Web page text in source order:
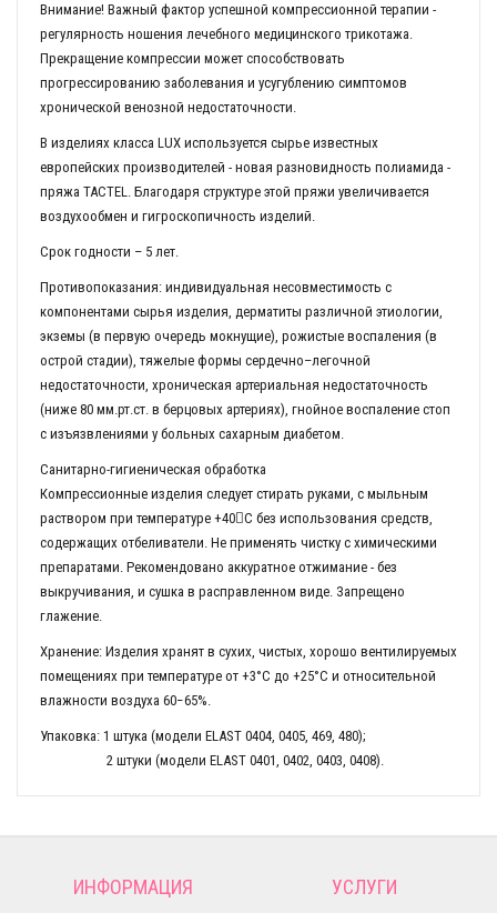
Внимание! Важный фактор успешной компрессионной терапии -
регулярность ношения лечебного медицинского трикотажа.
Прекращение компрессии может способствовать
прогрессированию заболевания и усугублению симптомов
хронической венозной недостаточности.
В изделиях класса LUX используется сырье известных
европейских производителей - новая разновидность полиамида -
пряжа TACTEL. Благодаря структуре этой пряжи увеличивается
воздухообмен и гигроскопичность изделий.
Срок годности – 5 лет.
Противопоказания: индивидуальная несовместимость с
компонентами сырья изделия, дерматиты различной этиологии,
экземы (в первую очередь мокнущие), рожистые воспаления (в
острой стадии), тяжелые формы сердечно–легочной
недостаточности, хроническая артериальная недостаточность
(ниже 80 мм.рт.ст. в берцовых артериях), гнойное воспаление стоп
с изъязвлениями у больных сахарным диабетом.
Санитарно-гигиеническая обработка
Компрессионные изделия следует стирать руками, с мыльным
раствором при температуре +40С без использования средств,
содержащих отбеливатели. Не применять чистку с химическими
препаратами. Рекомендовано аккуратное отжимание - без
выкручивания, и сушка в расправленном виде. Запрещено
глажение.
Хранение: Изделия хранят в сухих, чистых, хорошо вентилируемых
помещениях при температуре от +3°C до +25°C и относительной
влажности воздуха 60−65%.
Упаковка: 1 штука (модели ELAST 0404, 0405, 469, 480);
2 штуки (модели ELAST 0401, 0402, 0403, 0408).
ИНФОРМАЦИЯ УСЛУГИ